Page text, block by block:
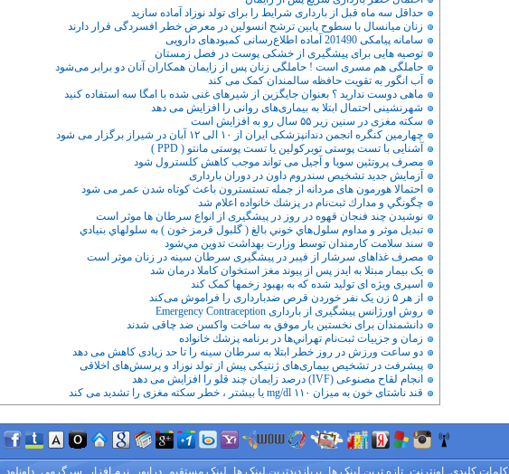
حداقل سه ماه قبل از بارداری شرایط را برای تولد نوزاد آماده سازید
زنان میانسال با سطوح پایین ترشح انسولین در معرض خطر افسردگی قرار دارند
سامانه پیامکی 201490 آماده اطلاع‌رسانی کمبودهای دارویی
توصیه هایی برای پیشگیری از خشکی پوست در فصل زمستان
حاملگی هم مسری است ! حاملگی زنان پس از زایمان همکاران آنان دو برابر می‌شود
آب انگور به تقویت حافظه سالمندان کمک می کند
ماهی دوست ندارید ؟ بعنوان جایگزین از شیرهای غنی شده با امگا سه استفاده کنید
شهرنشینی احتمال ابتلا به بیماری‌های روانی را افزایش می دهد
سکته مغزی در سنین زیر ۵۵ سال رو به افزایش است
چهارمین کنگره انجمن دندانپزشکی ایران از ۱۰ الی ۱۲ آبان در شیراز برگزار می شود
آشنایی با تست پوستی توبرکولین یا تست پوستی مانتو ( PPD )
مصرف پروتئین سویا و آجیل می تواند موجب کاهش کلسترول شود
آزمایش جدید تشخیص سندروم داون در دوران بارداری
احتمالا هورمون های مردانه از جمله تستسترون باعث کوتاه شدن عمر می شود
چگونگي و مدارك ثبت‌نام در پزشك خانواده اعلام شد
نوشیدن چند فنجان قهوه در روز در پیشگیری از انواع سرطان ها موثر است
تبديل موثر و مداوم سلول‌هاي خوني بالغ ( گلبول قرمز خون ) به سلولهاي بنيادي
سند سلامت كارمندان توسط وزارت بهداشت تدوين مي‌شود
مصرف غذاهای سرشار از فیبر در پیشگیری سرطان سینه در زنان موثر است
یک بیمار مبتلا به ایدز پس از پیوند مغز استخوان کاملا درمان شد
اسپری ویژه ای تولید شده که به بهبود زخمها کمک کند
از هر ۵ زن یک نفر خوردن قرص ضدبارداری را فراموش می‌کند
روش اورژانس پیشگیری از بارداری Emergency Contraception
دانشمندان برای نخستین بار موفق به ساخت واکسن ضد چاقی شدند
زمان و جزييات ثبت‌نام تهراني‌ها در برنامه پزشك خانواده
دو ساعت ورزش در روز خطر ابتلا به سرطان سینه را تا حد زیادی کاهش می دهد
پیشرفت در تشخیص بیماری‌های ژنتیکی پیش از تولد نوزاد و پرسش‌های اخلاقی
انجام لقاح مصنوعی (IVF) درصد زایمان چند قلو را افزایش می دهد
قند ناشتای خون به میزان mg/dl ۱۱۰ یا بیشتر ، خطر سکته مغزی را تشدید می کند